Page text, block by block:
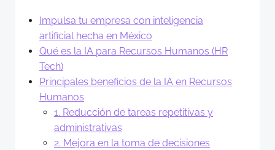
Impulsa tu empresa con inteligencia
artificial hecha en México
Qué es la IA para Recursos Humanos (HR
Tech)
Principales beneficios de la IA en Recursos
Humanos
1. Reducción de tareas repetitivas y
administrativas
2. Mejora en la toma de decisiones